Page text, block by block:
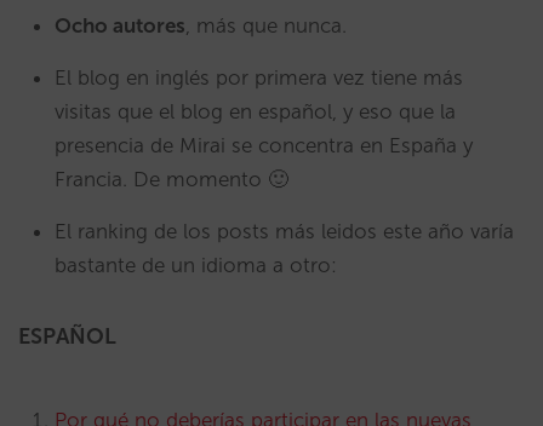
Ocho autores, más que nunca.
El blog en inglés por primera vez tiene más
visitas que el blog en español, y eso que la
presencia de Mirai se concentra en España y
Francia. De momento 🙂
El ranking de los posts más leidos este año varía
bastante de un idioma a otro:
ESPAÑOL
Por qué no deberías participar en las nuevas